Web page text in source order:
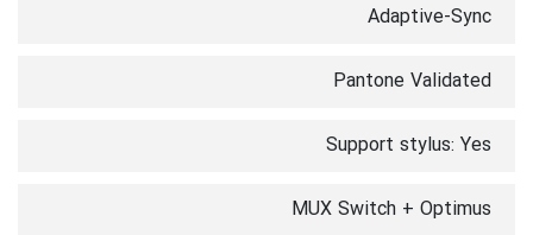
Adaptive-Sync
Pantone Validated
Support stylus: Yes
MUX Switch + Optimus